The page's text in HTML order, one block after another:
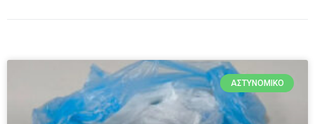
ΑΣΤΥΝΟΜΙΚΌ